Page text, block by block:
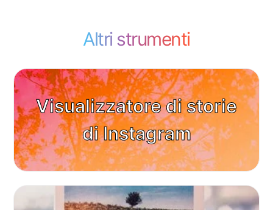
Altri strumenti
Visualizzatore di storie
di Instagram